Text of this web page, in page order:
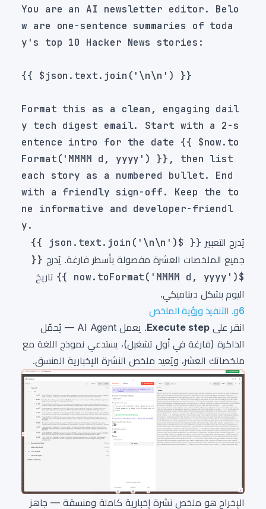
You are an AI newsletter editor. Belo
w are one-sentence summaries of toda
Format this as a clean, engaging dail
y tech digest email. Start with a 2-s
entence intro for the date {{ $now.to
Format('MMMM d, yyyy') }}, then list
each story as a numbered bullet. End
with a friendly sign-off. Keep the to
ne informative and developer-friendl
يُدرج التعبير {{ $json.text.join('\n\n') }}
جميع الملخصات العشرة مفصولة بأسطر فارغة. يُدرج {{
$now.toFormat('MMMM d, yyyy') }}
تاريخ
اليوم بشكل ديناميكي.
6و. التنفيذ ورؤية الملخص
انقر علىExecute step
. يعمل AI Agent — يُحمّل
الذاكرة (فارغة في أول تشغيل)، يستدعي نموذج اللغة مع
ملخصاتك العشر، ويُعيد ملخص النشرة الإخبارية المنسق.
الإخراج هو ملخص نشرة إخبارية كاملة ومنسقة — جاهز